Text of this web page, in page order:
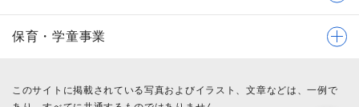
保育・学童事業
このサイトに掲載されている写真およびイラスト、文章などは、一例で